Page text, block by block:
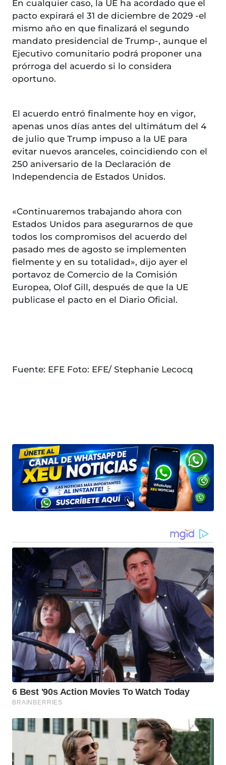
En cualquier caso, la UE ha acordado que el
pacto expirará el 31 de diciembre de 2029 -el
mismo año en que finalizará el segundo
mandato presidencial de Trump-, aunque el
Ejecutivo comunitario podrá proponer una
prórroga del acuerdo si lo considera
oportuno.
El acuerdo entró finalmente hoy en vigor,
apenas unos días antes del ultimátum del 4
de julio que Trump impuso a la UE para
evitar nuevos aranceles, coincidiendo con el
250 aniversario de la Declaración de
Independencia de Estados Unidos.
«Continuaremos trabajando ahora con
Estados Unidos para asegurarnos de que
todos los compromisos del acuerdo del
pasado mes de agosto se implementen
fielmente y en su totalidad», dijo ayer el
portavoz de Comercio de la Comisión
Europea, Olof Gill, después de que la UE
publicase el pacto en el Diario Oficial.
Fuente: EFE Foto: EFE/ Stephanie Lecocq